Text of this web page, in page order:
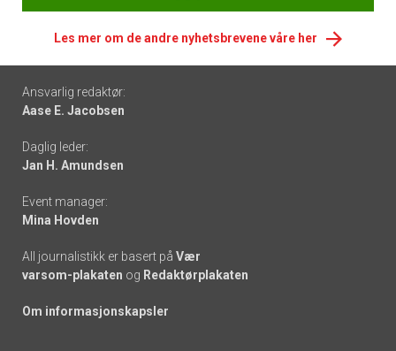
Les mer om de andre nyhetsbrevene våre her
Footer
-
links
Ansvarlig redaktør:
Aase E. Jacobsen
Daglig leder:
Jan H. Amundsen
Event manager:
Mina Hovden
All journalistikk er basert på Vær
varsom-plakaten og Redaktørplakaten
Om informasjonskapsler